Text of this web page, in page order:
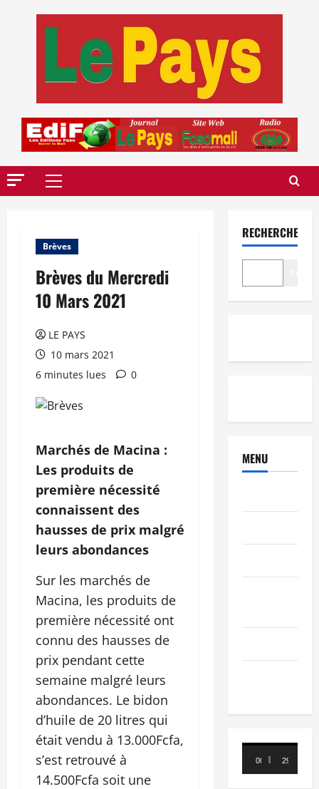
Menu
Brèves
Brèves du Mercredi
10 Mars 2021
LE PAYS
10 mars 2021
6 minutes lues
0
Marchés de Macina :
Les produits de
première nécessité
connaissent des
hausses de prix malgré
leurs abondances
Sur les marchés de
Macina, les produits de
première nécessité ont
connu des hausses de
prix pendant cette
semaine malgré leurs
abondances. Le bidon
d’huile de 20 litres qui
était vendu à 13.000Fcfa,
s’est retrouvé à
14.500Fcfa soit une
RECHERCHER
MENU
Lecteur
vidéo
00:00 29:21